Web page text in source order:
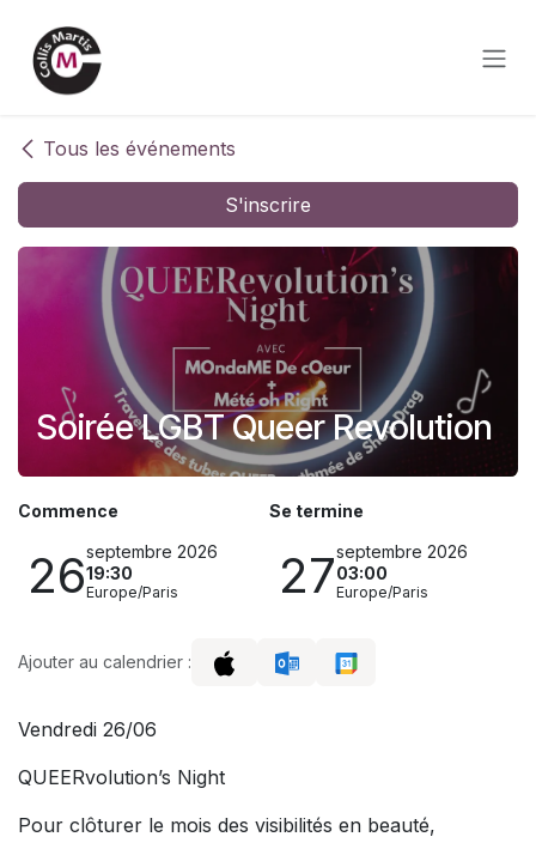
Tous les événements
S'inscrire
Soirée LGBT Queer Revolution
Commence
26septembre 2026
19:30
Europe/Paris
Se termine
27septembre 2026
03:00
Europe/Paris
Ajouter au calendrier :
Vendredi 26/06
QUEERvolution’s Night
Pour clôturer le mois des visibilités en beauté,